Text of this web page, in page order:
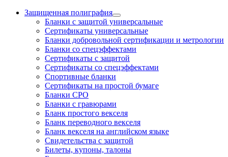
Защищенная полиграфия
Бланки с защитой универсальные
Сертификаты универсальные
Бланки добровольной сертификации и метрологии
Бланки со спецэффектами
Сертификаты с защитой
Сертификаты со спецэффектами
Спортивные бланки
Cертификаты на простой бумаге
Бланки СРО
Бланки с гравюрами
Бланк простого векселя
Бланк переводного векселя
Бланк векселя на английском языке
Свидетельства с защитой
Билеты, купоны, талоны